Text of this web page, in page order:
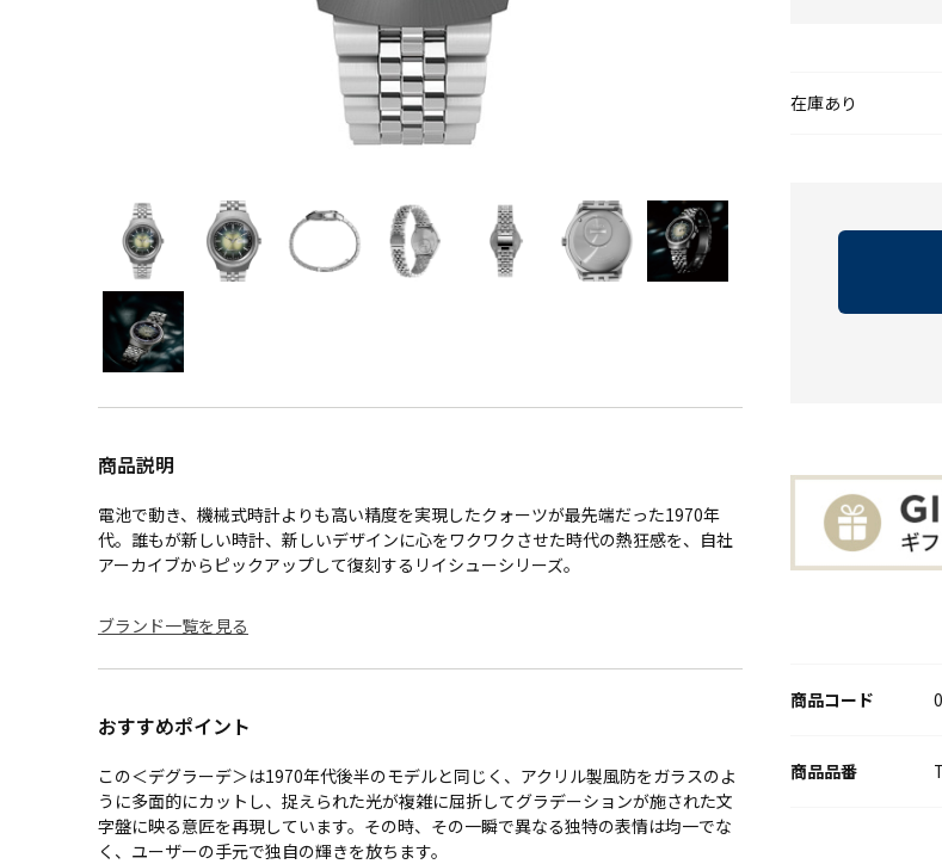
商品説明
電池で動き、機械式時計よりも高い精度を実現したクォーツが最先端だった1970年
代。誰もが新しい時計、新しいデザインに心をワクワクさせた時代の熱狂感を、自社
アーカイブからピックアップして復刻するリイシューシリーズ。
ブランド一覧を見る
おすすめポイント
この＜デグラーデ＞は1970年代後半のモデルと同じく、アクリル製風防をガラスのよ
うに多面的にカットし、捉えられた光が複雑に屈折してグラデーションが施された文
字盤に映る意匠を再現しています。その時、その一瞬で異なる独特の表情は均一でな
く、ユーザーの手元で独自の輝きを放ちます。
商品コード
在庫あり